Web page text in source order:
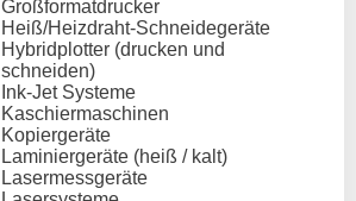
Großformatdrucker
Heiß/Heizdraht-Schneidegeräte
Hybridplotter (drucken und
schneiden)
Ink-Jet Systeme
Kaschiermaschinen
Kopiergeräte
Laminiergeräte (heiß / kalt)
Lasermessgeräte